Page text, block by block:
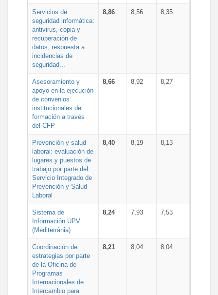
Servicios de
seguridad informática:
antivirus, copia y
recuperación de
datos, respuesta a
incidencias de
seguridad...
8,86 8,56 8,35
Asesoramiento y
apoyo en la ejecución
de convenios
institucionales de
formación a través
del CFP
8,66 8,92 8,27
Prevención y salud
laboral: evaluación de
lugares y puestos de
trabajo por parte del
Servicio Integrado de
Prevención y Salud
Laboral
8,40 8,19 8,13
Sistema de
Información UPV
(Mediterrània)
8,24 7,93 7,53
Coordinación de
estrategias por parte
de la Oficina de
Programas
Internacionales de
Intercambio para
8,21 8,04 8,04